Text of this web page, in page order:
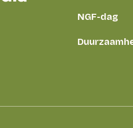
NGF-dag